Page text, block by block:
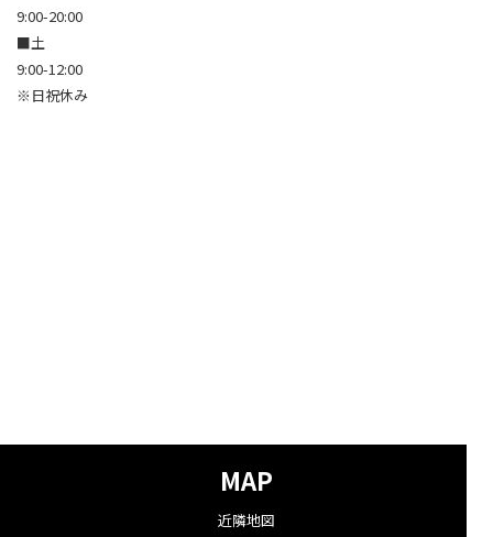
9:00-20:00
■土
9:00-12:00
※日祝休み
MAP
近隣地図